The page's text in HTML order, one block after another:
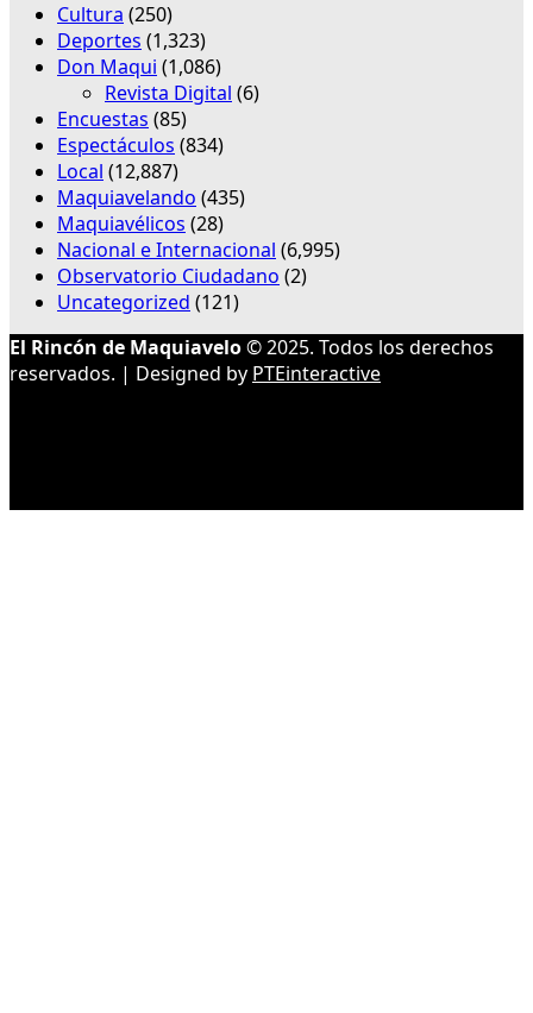
Cultura (250)
Deportes (1,323)
Don Maqui (1,086)
Revista Digital (6)
Encuestas (85)
Espectáculos (834)
Local (12,887)
Maquiavelando (435)
Maquiavélicos (28)
Nacional e Internacional (6,995)
Observatorio Ciudadano (2)
Uncategorized (121)
El Rincón de Maquiavelo© 2025. Todos los derechos
reservados. | Designed by PTEinteractive